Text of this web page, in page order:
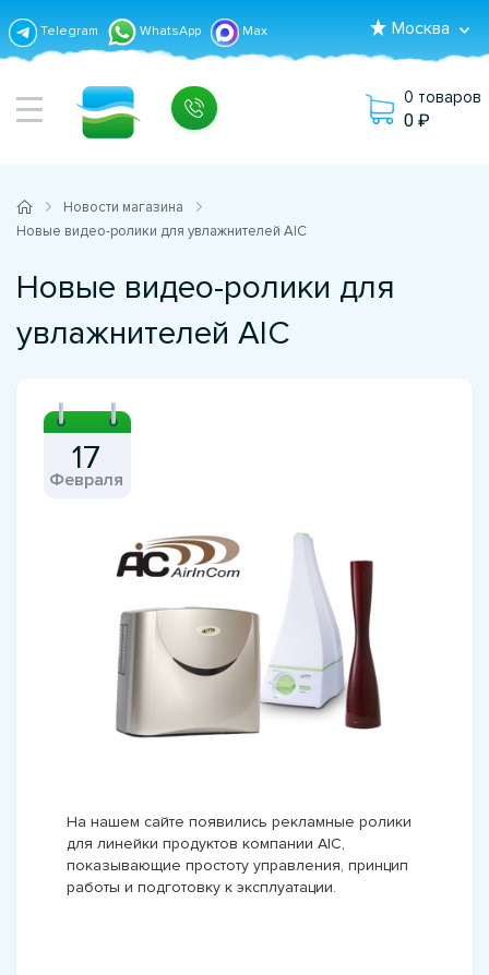
Telegram WhatsApp Max Москва
0 товаров
0
Новости магазина
Новые видео-ролики для увлажнителей AIC
Новые видео-ролики для
увлажнителей AIC
17
Февраля
На нашем сайте появились рекламные ролики
для линейки продуктов компании AIC,
показывающие простоту управления, принцип
работы и подготовку к эксплуатации.